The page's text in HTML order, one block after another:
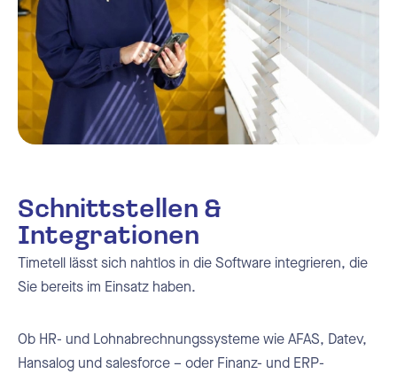
Schnittstellen &
Integrationen
Timetell lässt sich nahtlos in die Software integrieren, die
Sie bereits im Einsatz haben.
Ob HR- und Lohnabrechnungssysteme wie AFAS, Datev,
Hansalog und salesforce – oder Finanz- und ERP-